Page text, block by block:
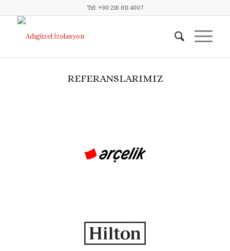
Tel: +90 216 611 4007
REFERANSLARIMIZ